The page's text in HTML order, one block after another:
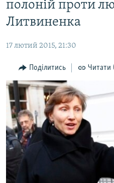
до
основної
Перейти
пошуку
ПОЛІТИКА
ІНТЕРВ'Ю
ВСЕ ЗА ДЕНЬ
СПЕЦПРОЕКТИ
ДЕПОРТАЦІЯ
ВІДЕОУРОКИ «ELIFBE»
СВІДЧЕННЯ ОКУПАЦІЇ
УКРАЇНСЬКА ПРОБЛЕМА КРИМУ
ЯК ОБІЙТИ БЛОКУВАННЯ
Русский
Qırımtatar
полоній проти
Литвиненка
17 лютий 2015, 21:30
Поділитись Читати